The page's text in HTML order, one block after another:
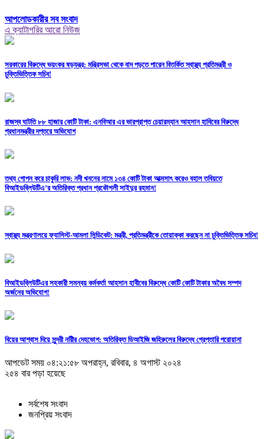
আপলোডকারীর সব সংবাদ
এ ক্যাটাগরির আরো নিউজ
সরকারের বিরুদ্ধে ভয়ংকর ষড়যন্ত্র: মন্ত্রিসভা থেকে বাদ পড়তে পারেন বিতর্কিত স্বাস্থ্য প্রতিমন্ত্রী ও
চুক্তিভিত্তিক সচিব!
রাজস্ব ঘাটতি ৮৮ হাজার কোটি টাকা: এনবিআর এর ভারপ্রাপ্ত চেয়ারম্যান আহসান হাবিবের বিরুদ্ধে
প্রধানমন্ত্রীর দপ্তরে অভিযোগ
তথ্য গোপন করে চাকুরি লাভ: নদী খননের নামে ১৩৪ কোটি টাকা আত্মসাৎ করেও বহাল তবিয়তে
বিআইডব্লিউটিএ’র অতিরিক্ত প্রধান প্রকৌশলী সাইদুর রহমান!
স্বাস্থ্য মন্ত্রণালয়ে ফ্যাসিস্ট-আমলা সিন্ডিকেট: মন্ত্রী, প্রতিমন্ত্রীকে তোয়াক্কা করছেন না চুক্তিভিত্তিক সচিব!
বিআইডব্লিউটিএর সহকারী সমন্বয় কর্মকর্তা আহসান হাবীবের বিরুদ্ধে কোটি কোটি টাকার অবৈধ সম্পদ
অর্জনের অভিযোগ!
বিয়ের আশ্বাস দিয়ে সুন্দরী নরিীর দেহভোগ: অতিরিক্ত ডিআইজি জহিরুলের বিরুদ্ধে গ্রেপ্তারি পরোয়ানা
আপডেট সময় ০৪:২১:৫৮ অপরাহ্ন, রবিবার, ৪ অগাস্ট ২০২৪
২৫৪ বার পড়া হয়েছে
সর্বশেষ সংবাদ
জনপ্রিয় সংবাদ